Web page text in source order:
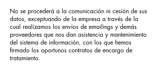
No se procederá a la comunicación ni cesión de sus
datos, exceptuando de la empresa a través de la
cual realizamos los envíos de emailings y demás
proveedores que nos dan asistencia y mantenimiento
del sistema de información, con los que hemos
firmado los oportunos contratos de encargo de
tratamiento.